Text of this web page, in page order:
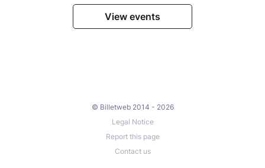
View events
© Billetweb 2014 - 2026
Legal Notice
Report this page
Contact us